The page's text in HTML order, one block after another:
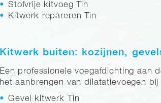
Stofvrije kitvoeg Tin
Kitwerk repareren Tin
Kitwerk buiten: kozijnen,
Een professionele voegafdichting aan
het aanbrengen van dilatatievoegen bij
Gevel kitwerk Tin